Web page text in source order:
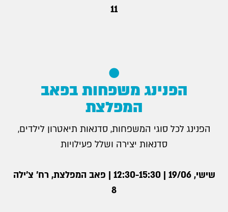
11
הפנינג משפחות בפאב
המפלצת
הפנינג לכל סוגי המשפחות, סדנאות תיאטרון לילדים,
סדנאות יצירה ושלל פעילויות
שישי, 19/06 | 12:30-15:30 | פאב המפלצת, רח׳ צ׳ילה
8